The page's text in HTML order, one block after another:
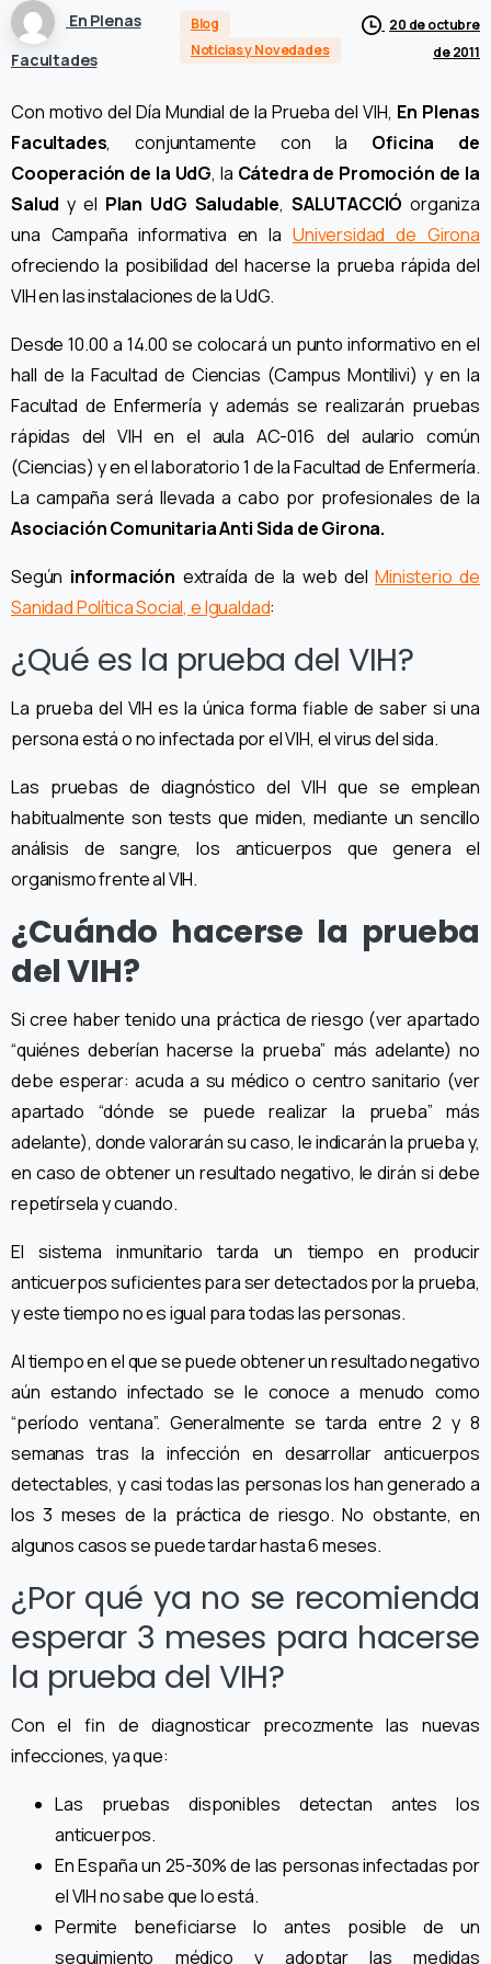
En Plenas
Facultades
Blog
Noticias y Novedades
20 de octubre
de 2011
Con motivo del Día Mundial de la Prueba del VIH, En Plenas
Facultades, conjuntamente con la Oficina de
Cooperación de la UdG, la Cátedra de Promoción de la
Saludy el Plan UdG Saludable, SALUTACCIÓ organiza
una Campaña informativa en laUniversidad de Girona
ofreciendo la posibilidad del hacerse la prueba rápida del
VIH en las instalaciones de la UdG.
Desde 10.00 a 14.00 se colocará un punto informativo en el
hall de la Facultad de Ciencias (Campus Montilivi) y en la
Facultad de Enfermería y además se realizarán pruebas
rápidas del VIH en el aula AC-016 del aulario común
(Ciencias) y en el laboratorio 1 de la Facultad de Enfermería.
La campaña será llevada a cabo por profesionales de la
Asociación Comunitaria Anti Sida de Girona.
Según información extraída de la web delMinisterio de
Sanidad Política Social, e Igualdad:
¿Qué es la prueba del VIH?
La prueba del VIH es la única forma fiable de saber si una
persona está o no infectada por el VIH, el virus del sida.
Las pruebas de diagnóstico del VIH que se emplean
habitualmente son tests que miden, mediante un sencillo
análisis de sangre, los anticuerpos que genera el
organismo frente al VIH.
¿Cuándo hacerse la prueba
del VIH?
Si cree haber tenido una práctica de riesgo (ver apartado
“quiénes deberían hacerse la prueba” más adelante) no
debe esperar: acuda a su médico o centro sanitario (ver
apartado “dónde se puede realizar la prueba” más
adelante), donde valorarán su caso, le indicarán la prueba y,
en caso de obtener un resultado negativo, le dirán si debe
repetírsela y cuando.
El sistema inmunitario tarda un tiempo en producir
anticuerpos suficientes para ser detectados por la prueba,
y este tiempo no es igual para todas las personas.
Al tiempo en el que se puede obtener un resultado negativo
aún estando infectado se le conoce a menudo como
“período ventana”. Generalmente se tarda entre 2 y 8
semanas tras la infección en desarrollar anticuerpos
detectables, y casi todas las personas los han generado a
los 3 meses de la práctica de riesgo. No obstante, en
algunos casos se puede tardar hasta 6 meses.
¿Por qué ya no se recomienda
esperar 3 meses para hacerse
la prueba del VIH?
Con el fin de diagnosticar precozmente las nuevas
infecciones, ya que:
Las pruebas disponibles detectan antes los
anticuerpos.
En España un 25-30% de las personas infectadas por
el VIH no sabe que lo está.
Permite beneficiarse lo antes posible de un
seguimiento médico y adoptar las medidas